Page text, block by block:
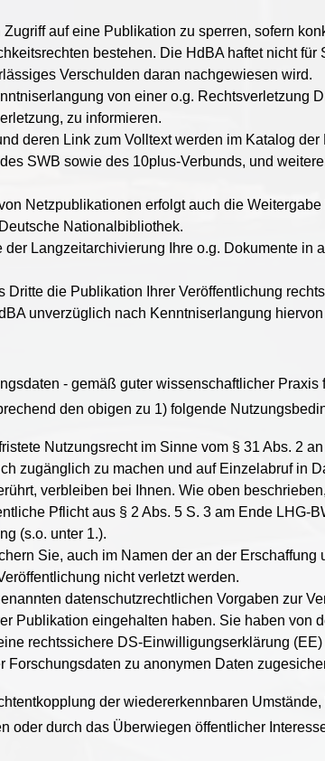
auf eine Publikation zu sperren, sofern
bestehen. Die HdBA haftet nicht
Verschulden daran nachgewiesen wird.
von einer o.g. Rechtsverletzung
zu informieren.
deren Link zum Volltext werden im Katalog
SWB sowie des 10plus-Verbunds, und
Netzpublikationen erfolgt auch die
Nationalbibliothek.
Langzeitarchivierung Ihre o.g. Dokumente in
die Publikation Ihrer Veröffentlichung
unverzüglich nach Kenntniserlangung
- gemäß guter wissenschaftlicher Praxis
den obigen zu 1) folgende
Nutzungsrecht im Sinne vom § 31 Abs. 2
zugänglich zu machen und auf Einzelabruf in
verbleiben bei Ihnen. Wie oben
Pflicht aus § 2 Abs. 5 S. 3 am Ende LHG-
(s.o. unter 1.).
Sie, auch im Namen der an der
nicht verletzt werden.
datenschutzrechtlichen Vorgaben zur
Publikation eingehalten haben. Sie haben von
rechtssichere DS-Einwilligungserklärung
Forschungsdaten zu anonymen Daten
der wiedererkennbaren
oder durch das Überwiegen öffentlicher